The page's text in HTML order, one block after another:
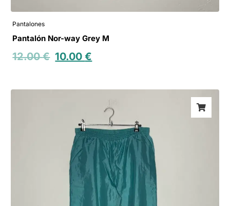
Pantalones
Pantalón Nor-way Grey M
12.00€ 10.00€